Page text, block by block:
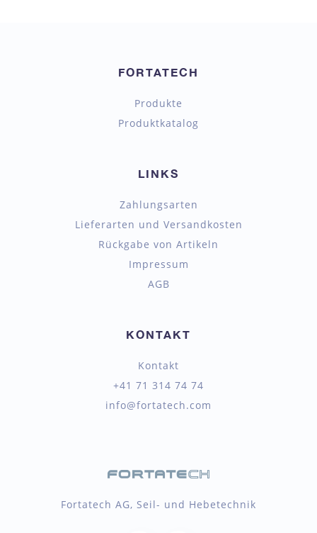
FORTATECH
Produkte
Produktkatalog
LINKS
Zahlungsarten
Lieferarten und Versandkosten
Rückgabe von Artikeln
Impressum
AGB
KONTAKT
Kontakt
+41 71 314 74 74
info@fortatech.com
Fortatech AG, Seil- und Hebetechnik